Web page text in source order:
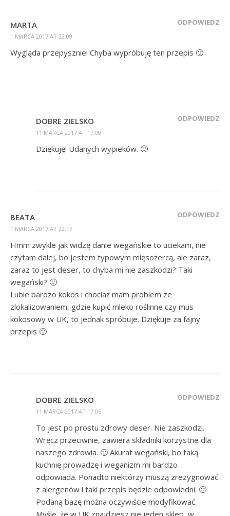
MARTA
1 MARCA 2017 AT 22:09
ODPOWIEDZ
Wygląda przepysznie! Chyba wypróbuję ten przepis 🙂
DOBRE ZIELSKO
11 MARCA 2017 AT 17:00
ODPOWIEDZ
Dziękuję! Udanych wypieków. 🙂
BEATA
1 MARCA 2017 AT 22:17
ODPOWIEDZ
Hmm zwykle jak widzę danie wegańskie to uciekam, nie
czytam dalej, bo jestem typowym mięsożercą, ale zaraz,
zaraz to jest deser, to chyba mi nie zaszkodzi? Taki
wegański? 🙂
Lubie bardzo kokos i chociaż mam problem ze
zlokalizowaniem, gdzie kupić mleko roślinne czy mus
kokosowy w UK, to jednak spróbuje. Dziękuje za fajny
przepis 🙂
DOBRE ZIELSKO
11 MARCA 2017 AT 17:05
ODPOWIEDZ
To jest po prostu zdrowy deser. Nie zaszkodzi.
Wręcz przeciwnie, zawiera składniki korzystne dla
naszego zdrowia. 🙂 Akurat wegański, bo taką
kuchnię prowadzę i weganizm mi bardzo
odpowiada. Ponadto niektórzy muszą zrezygnować
z alergenów i taki przepis będzie odpowiedni. 🙂
Podaną bazę można oczywiście modyfikować.
Myślę, że w UK znajdziesz nie jeden sklep, w